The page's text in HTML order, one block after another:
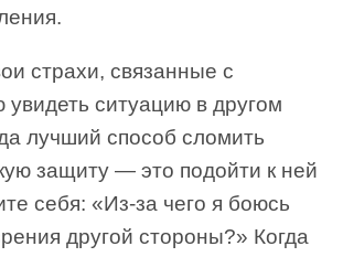
страхи, связанные с
ситуацию в другом
лучший способ сломить
защиту — это подойти к ней
себя: «Из-за чего я боюсь
другой стороны?» Когда